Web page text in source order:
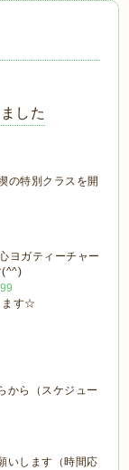
した
の特別クラスを開
ヨガティーチャー
(^^)
ます☆
から（スケジュー
いします（時間応